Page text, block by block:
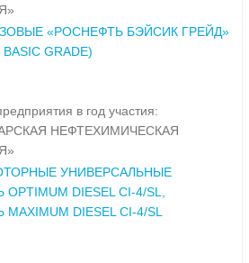
«РОСНЕФТЬ БЭЙСИК ГРЕЙД»
GRADE)
в год участия:
НЕФТЕХИМИЧЕСКАЯ
УНИВЕРСАЛЬНЫЕ
DIESEL CI-4/SL,
DIESEL CI-4/SL